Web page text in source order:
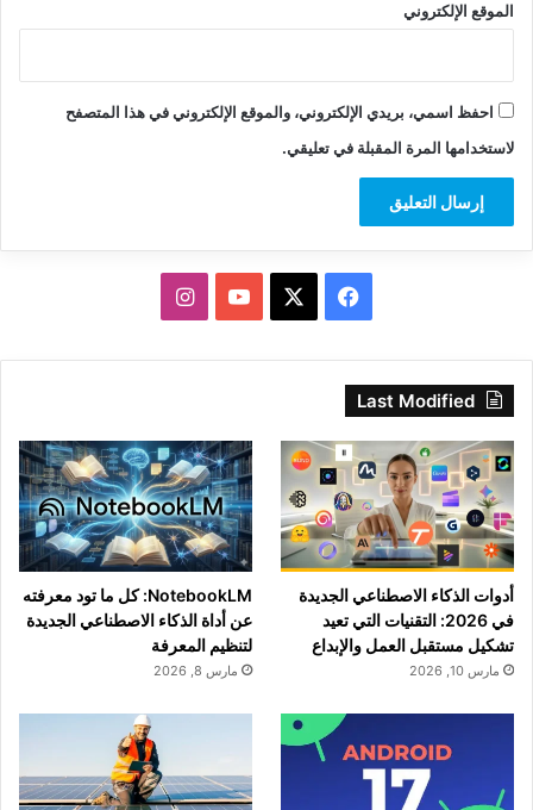
الموقع الإلكتروني
احفظ اسمي، بريدي الإلكتروني، والموقع الإلكتروني في هذا المتصفح
لاستخدامها المرة المقبلة في تعليقي.
فيسبوك ‫YouTubeانستقرام
Last Modified
أدوات الذكاء الاصطناعي الجديدة
في 2026: التقنيات التي تعيد
تشكيل مستقبل العمل والإبداع
مارس 10, 2026
NotebookLM: كل ما تود معرفته
عن أداة الذكاء الاصطناعي الجديدة
لتنظيم المعرفة
مارس 8, 2026